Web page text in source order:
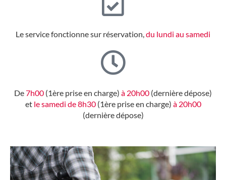
Le service fonctionne sur réservation,du lundi au samedi
De7h00 (1ère prise en charge) à 20h00 (dernière dépose)
et le samedi de 8h30(1ère prise en charge) à 20h00
(dernière dépose)